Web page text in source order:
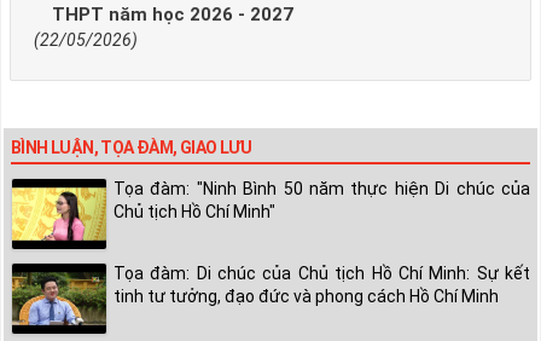
THPT năm học 2026 - 2027
(22/05/2026)
BÌNH LUẬN, TỌA ĐÀM, GIAO LƯU
Tọa đàm: "Ninh Bình 50 năm thực hiện Di chúc của
Chủ tịch Hồ Chí Minh"
Tọa đàm: Di chúc của Chủ tịch Hồ Chí Minh: Sự kết
tinh tư tưởng, đạo đức và phong cách Hồ Chí Minh